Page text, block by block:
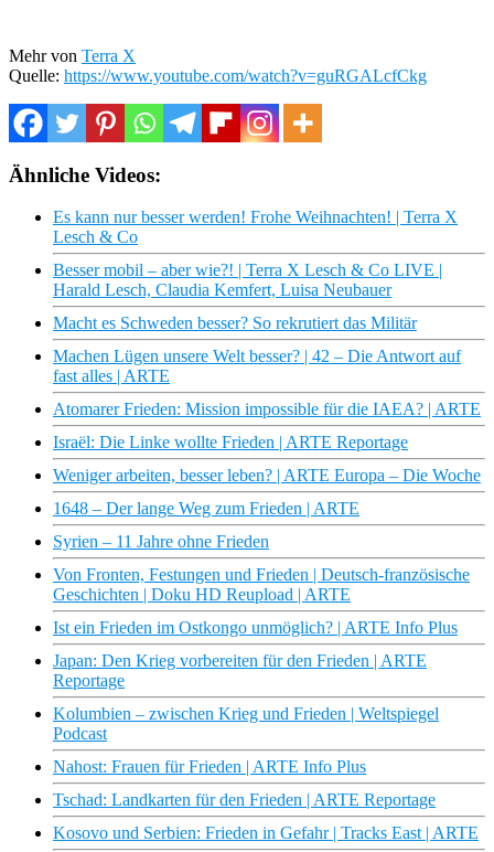
Mehr von Terra X
Quelle: https://www.youtube.com/watch?v=guRGALcfCkg
Ähnliche Videos:
Es kann nur besser werden! Frohe Weihnachten! | Terra X
Lesch & Co
Besser mobil – aber wie?! | Terra X Lesch & Co LIVE |
Harald Lesch, Claudia Kemfert, Luisa Neubauer
Macht es Schweden besser? So rekrutiert das Militär
Machen Lügen unsere Welt besser? | 42 – Die Antwort auf
fast alles | ARTE
Atomarer Frieden: Mission impossible für die IAEA? | ARTE
Israël: Die Linke wollte Frieden | ARTE Reportage
Weniger arbeiten, besser leben? | ARTE Europa – Die Woche
1648 – Der lange Weg zum Frieden | ARTE
Syrien – 11 Jahre ohne Frieden
Von Fronten, Festungen und Frieden | Deutsch-französische
Geschichten | Doku HD Reupload | ARTE
Ist ein Frieden im Ostkongo unmöglich? | ARTE Info Plus
Japan: Den Krieg vorbereiten für den Frieden | ARTE
Reportage
Kolumbien – zwischen Krieg und Frieden | Weltspiegel
Podcast
Nahost: Frauen für Frieden | ARTE Info Plus
Tschad: Landkarten für den Frieden | ARTE Reportage
Kosovo und Serbien: Frieden in Gefahr | Tracks East | ARTE